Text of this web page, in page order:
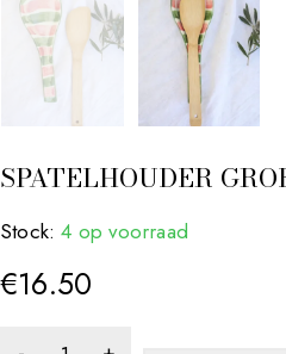
SPATELHOUDER
Stock: 4 op voorraad
€16.50